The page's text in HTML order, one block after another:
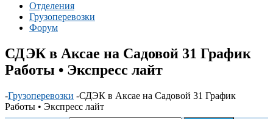
Отделения
Грузоперевозки
Форум
СДЭК в Аксае на Садовой 31 График
Работы • Экспресс лайт
-Грузоперевозки -СДЭК в Аксае на Садовой 31 График
Работы • Экспресс лайт